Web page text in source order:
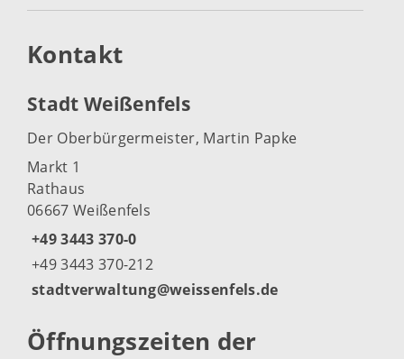
Kontakt
Stadt Weißenfels
Der Oberbürgermeister, Martin Papke
Markt 1
Rathaus
06667 Weißenfels
+49 3443 370-0
+49 3443 370-212
stadtverwaltung@weissenfels.de
Öffnungszeiten der